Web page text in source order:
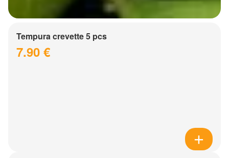
Tempura crevette 5 pcs
7.90 €